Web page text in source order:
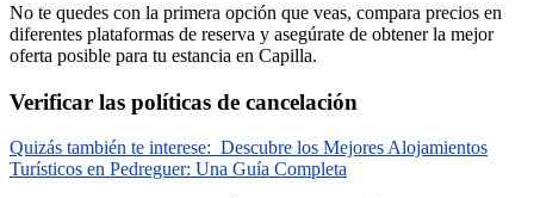
No te quedes con la primera opción que veas, compara precios en
diferentes plataformas de reserva y asegúrate de obtener la mejor
oferta posible para tu estancia en Capilla.
Verificar las políticas de cancelación
Quizás también te interese: Descubre los Mejores Alojamientos
Turísticos en Pedreguer: Una Guía Completa